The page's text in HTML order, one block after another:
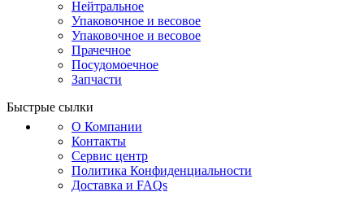
Нейтральное
Упаковочное и весовое
Упаковочное и весовое
Прачечное
Посудомоечное
Запчасти
Быстрые сылки
О Компании
Контакты
Сервис центр
Политика Конфиденциальности
Доставка и FAQs